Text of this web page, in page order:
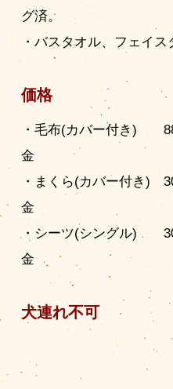
グ済。
・バスタオル、フェイス
価格
・毛布(カバー付き)
金
・まくら(カバー付き)
金
・シーツ(シングル)
金
犬連れ不可